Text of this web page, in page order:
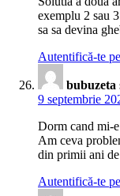
exemplu 2 sau
sa sa devina
Autentifică-te
bubuzeta
9 septembrie
Dorm cand mi-
Am ceva
din primii ani
Autentifică-te